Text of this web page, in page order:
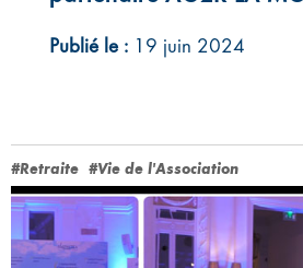
Publié le : 19 juin 2024
#Retraite #Vie de l'Association